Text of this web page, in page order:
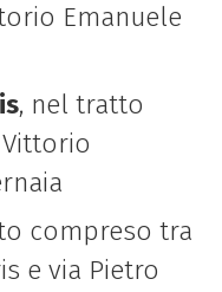
Emanuele
, nel tratto
compreso tra
e via Pietro